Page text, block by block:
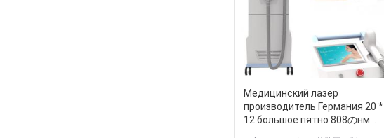
Медицинский лазер
производитель Германия 20 *
12 большое пятно 808のнм
удаление волос с лазерным